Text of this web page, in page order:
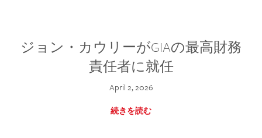
ジョン・カウリーがGIAの最高財務
責任者に就任
April 2, 2026
続きを読む